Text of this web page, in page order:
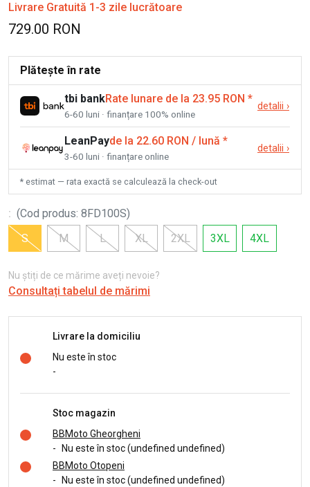
Livrare Gratuită 1-3 zile lucrătoare
729.00 RON
Plătește în rate
tbi bankRate lunare de la 23.95 RON *
6-60 luni · finanțare 100% online
detalii ›
LeanPayde la 22.60 RON / lună *
3-60 luni · finanțare online
detalii ›
* estimat — rata exactă se calculează la check-out
: (Cod produs: 8FD100S)
S
M L XL 2XL 3XL 4XL
Nu știți de ce mărime aveți nevoie?
Consultați tabelul de mărimi
Livrare la domiciliu
Nu este în stoc
-
Stoc magazin
BBMoto Gheorgheni
-
Nu este în stoc (undefined undefined)
BBMoto Otopeni
-
Nu este în stoc (undefined undefined)